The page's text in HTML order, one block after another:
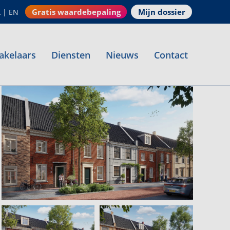
| EN Gratis waardebepaling Mijn dossier
Diensten Nieuws Contact